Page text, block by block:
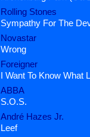
Rolling Stones
Sympathy For The
Novastar
Wrong
Foreigner
I Want To Know What
ABBA
S.O.S.
André Hazes Jr.
Leef